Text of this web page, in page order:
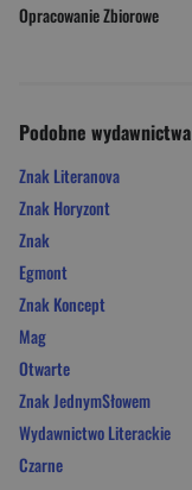
Opracowanie Zbiorowe
Podobne wydawnictwa
Znak Literanova
Znak Horyzont
Znak
Egmont
Znak Koncept
Mag
Otwarte
Znak JednymSłowem
Wydawnictwo Literackie
Czarne